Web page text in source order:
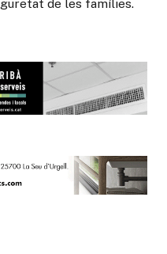
de les famílies.